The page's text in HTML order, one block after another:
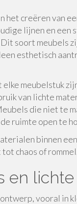
het creëren van
lijnen en een
soort meubels
esthetisch
meubelstuk
van lichte
die niet te
ruimte open te
binnen
chaos of
en
vooral in